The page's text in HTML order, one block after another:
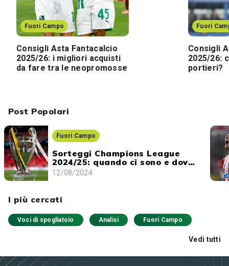
Post Popolari
Fuori Campo
Sorteggi Champions League
2024/25: quando ci sono e dove
vederli
12/08/2024
I più cercati
Voci di spogliatoio Analisi Fuori Campo
Vedi tutti
Fuori Campo
Consigli Asta Fantacalcio
2025/26: i migliori acquisti
da fare tra le neopromosse
Fuori
Consigli
2025/26:
portieri?